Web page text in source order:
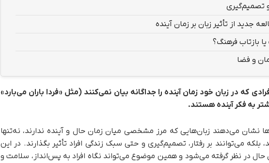
و تصمیم‌گیری
جدید از تأثیر زبان بر زمان آینده
بازتاب فرهنگ؟
و فضا
که در زبان خود زمان آینده را جداگانه بیان نمی‌کنند (مثل «فردا باران می‌بارد»
به فکر آینده هستند.
نشان می‌دهند زبان‌هایی که مرز مشخصی میان زمان حال و آینده ندارند، نه‌تنها
بلکه می‌توانند بر رفتار، تصمیم‌گیری و حتی سبک زندگی افراد تأثیر بگذارند. در این
حال در نظر گرفته می‌شود و همین موضوع می‌تواند نگاه افراد به پس‌انداز، سلامت و